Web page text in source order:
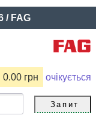
/ FAG
0.00 грн очікується